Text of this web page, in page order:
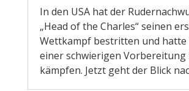
In den USA hat der
„Head of the Charles“ seinen
Wettkampf bestritten und hatte
einer schwierigen Vorbereitung
kämpfen. Jetzt geht der Blick